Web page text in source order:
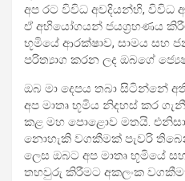
අප රට විවිධ අවදියන්හි,
ඒ අභියෝගයන් ජයග්‍රහණය
භූමියේ ආරක්ෂාව, සාමය සහ
පරිත්‍යාග කරන ලද ඔබගේ
ඔබ මා දෙපය තබා සිටින්නේ
අප මාතෘ භූමිය නිදහස් කර
කළ මහ පොළොව මතයි. එනිසා
නොහැකි වගකීමක් පැවරි
ලෙස ඔබට අප මාතෘ භූමියේ
තහවුරු කිරීමට අකලංක